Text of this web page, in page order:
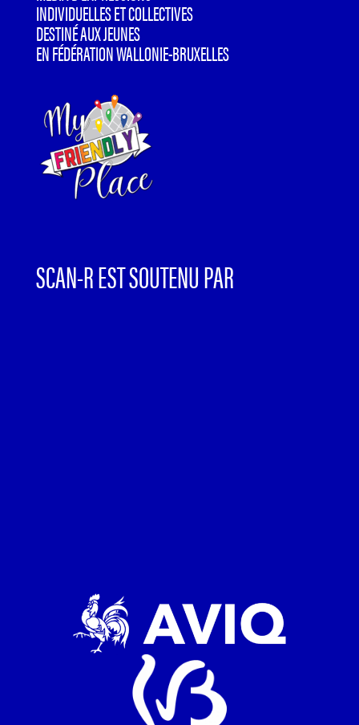
INDIVIDUELLES ET COLLECTIVES
DESTINÉ AUX JEUNES
EN FÉDÉRATION WALLONIE-BRUXELLES
SCAN-R EST SOUTENU PAR